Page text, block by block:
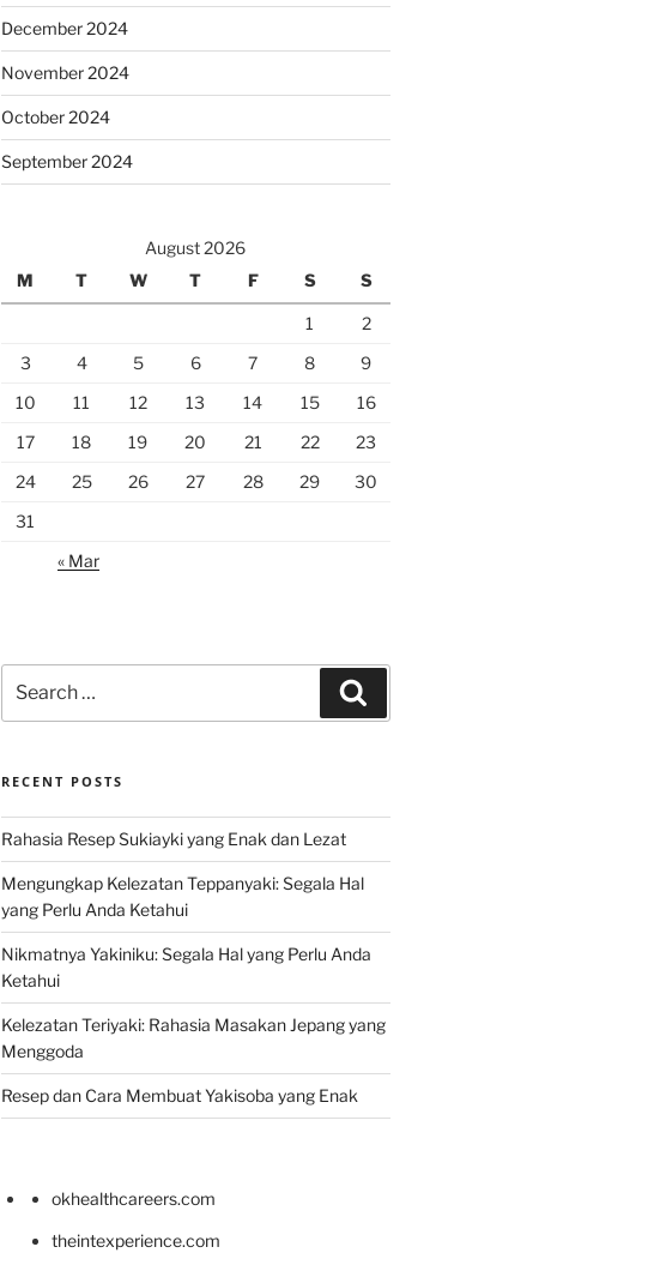
December 2024
November 2024
October 2024
September 2024
August 2026
M
T W T F S S
1
2
3
4 5 6 7 8
9
10
11 12 13 14 15
16
17
18 19 20 21 22
23
24
25 26 27 28 29
30
31
« Mar
for:
RECENT POSTS
Rahasia Resep Sukiayki yang Enak dan Lezat
Mengungkap Kelezatan Teppanyaki: Segala Hal
yang Perlu Anda Ketahui
Nikmatnya Yakiniku: Segala Hal yang Perlu Anda
Ketahui
Kelezatan Teriyaki: Rahasia Masakan Jepang yang
Menggoda
Resep dan Cara Membuat Yakisoba yang Enak
okhealthcareers.com
theintexperience.com